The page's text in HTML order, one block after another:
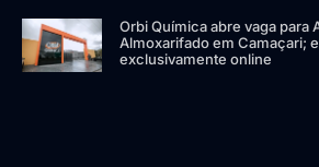
Orbi Química abre vaga para
Almoxarifado em Camaçari;
exclusivamente online